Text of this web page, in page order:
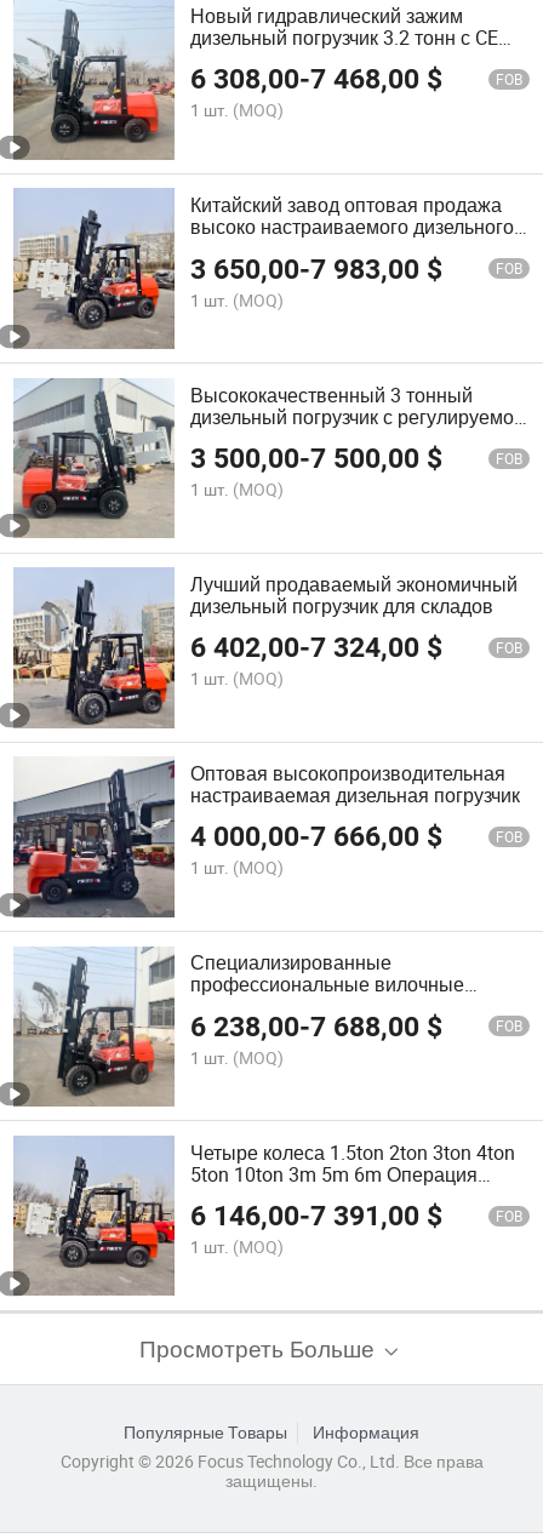
Новый гидравлический зажим
дизельный погрузчик 3.2 тонн с CE
зажимом, погрузчик с зажимом на
продажу
6 308,00-7 468,00 $ FOB
1 шт. (MOQ)
Китайский завод оптовая продажа
высоко настраиваемого дизельного
3 650,00-7 983,00 $ FOB
1 шт. (MOQ)
Высококачественный 3 тонный
дизельный погрузчик с регулируемой
3 500,00-7 500,00 $ FOB
1 шт. (MOQ)
Лучший продаваемый экономичный
дизельный погрузчик для складов
6 402,00-7 324,00 $ FOB
1 шт. (MOQ)
Оптовая высокопроизводительная
настраиваемая дизельная погрузчик
4 000,00-7 666,00 $ FOB
1 шт. (MOQ)
Специализированные
профессиональные вилочные
6 238,00-7 688,00 $ FOB
1 шт. (MOQ)
Четыре колеса 1.5ton 2ton 3ton 4ton
5ton 10ton 3m 5m 6m Операция
Бензиновый LPG Захватное
приспособление Вилочный погрузчик
по низкой цене
6 146,00-7 391,00 $ FOB
1 шт. (MOQ)
Просмотреть Больше
Популярные Товары
Информация
Copyright © 2026 Focus Technology Co., Ltd. Все права
защищены.